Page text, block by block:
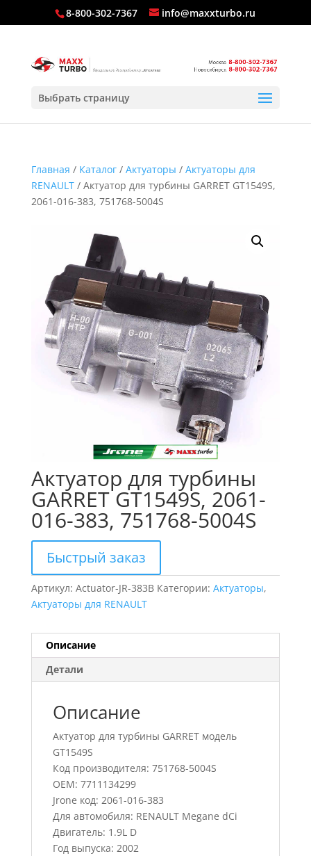
8-800-302-7367 info@maxxturbo.ru
Выбрать страницу
Главная / Каталог/ Актуаторы / Актуаторы для
RENAULT/ Актуатор для турбины GARRET GT1549S,
2061-016-383, 751768-5004S
Актуатор для турбины
GARRET GT1549S, 2061-
016-383, 751768-5004S
Быстрый заказ
Артикул: Actuator-JR-383B Категории: Актуаторы,
Актуаторы для RENAULT
Описание
Детали
Описание
Актуатор для турбины GARRET модель
GT1549S
Код производителя: 751768-5004S
OEM: 7711134299
Jrone код: 2061-016-383
Для автомобиля: RENAULT Megane dCi
Двигатель: 1.9L D
Год выпуска: 2002